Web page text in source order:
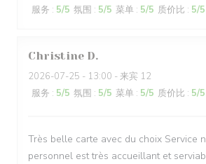
服务 : 5/5 氛围 : 5/5 菜单 : 5/5 质价比 : 5/5
Christine D
2026-07-25 - 13:00 - 来宾 12
服务 : 5/5 氛围 : 5/5 菜单 : 5/5 质价比 : 5/5
Très belle carte avec du choix Service
personnel est très accueillant et